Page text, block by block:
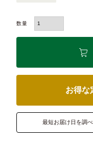
お得な
最短お届け日を調